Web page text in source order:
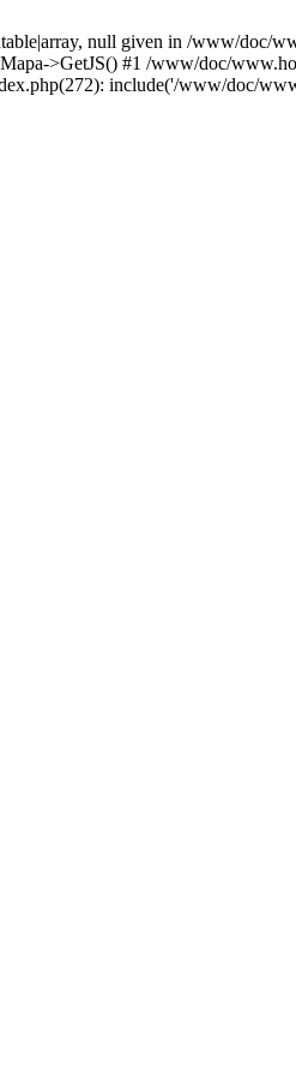
null given in /www/doc/
>GetJS() #1 /www/doc/
include('/www/doc/